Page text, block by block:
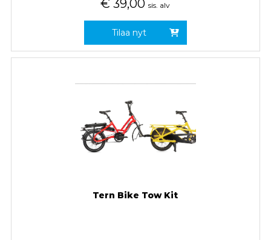
€ 39,00 sis. alv
Tilaa nyt
Tern Bike Tow Kit